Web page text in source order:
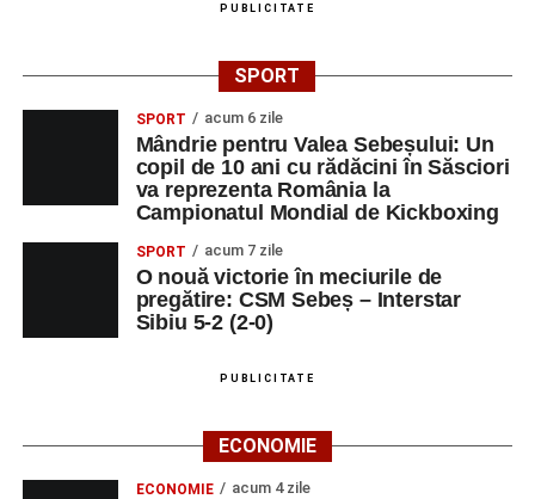
PUBLICITATE
SPORT
SPORT acum 6 zile
Mândrie pentru Valea Sebeșului: Un
copil de 10 ani cu rădăcini în Săsciori
va reprezenta România la
Campionatul Mondial de Kickboxing
SPORT acum 7 zile
O nouă victorie în meciurile de
pregătire: CSM Sebeș – Interstar
Sibiu 5-2 (2-0)
PUBLICITATE
ECONOMIE
ECONOMIE acum 4 zile